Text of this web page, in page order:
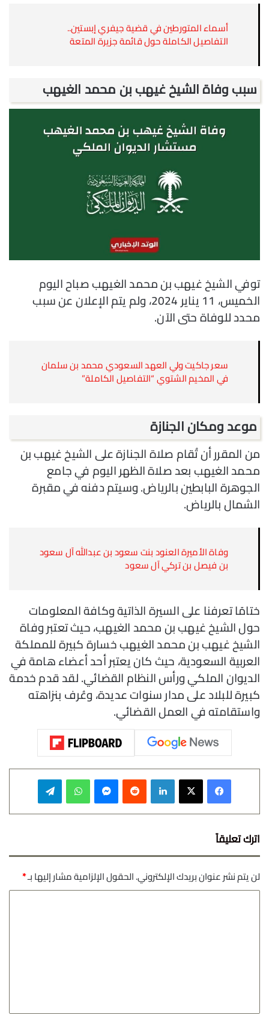
أسماء المتورطين في قضية جيفري إبستين..
التفاصيل الكاملة حول قائمة جزيرة المتعة
سبب وفاة الشيخ غيهب بن محمد الغيهب
توفي الشيخ غيهب بن محمد الغيهب صباح اليوم
الخميس، 11 يناير 2024، ولم يتم الإعلان عن سبب
محدد للوفاة حتى الآن.
سعر جاكيت ولي العهد السعودي محمد بن سلمان
في المخيم الشتوي “التفاصيل الكاملة”
موعد ومكان الجنازة
من المقرر أن تُقام صلاة الجنازة على الشيخ غيهب بن
محمد الغيهب بعد صلاة الظهر اليوم في جامع
الجوهرة البابطين بالرياض. وسيتم دفنه في مقبرة
الشمال بالرياض.
وفاة الأميرة العنود بنت سعود بن عبدالله آل سعود
بن فيصل بن تركي آل سعود
ختامًا تعرفنا على السيرة الذاتية وكافة المعلومات
حول الشيخ غيهب بن محمد الغيهب، حيث تعتبر وفاة
الشيخ غيهب بن محمد الغيهب خسارة كبيرة للمملكة
العربية السعودية، حيث كان يعتبر أحد أعضاء هامة في
الديوان الملكي ورأس النظام القضائي. لقد قدم خدمة
كبيرة للبلاد على مدار سنوات عديدة، وعُرف بنزاهته
واستقامته في العمل القضائي.
فيسبوك ‫X لينكدإن واتساب
اترك تعليقاً
لن يتم نشر عنوان بريدك الإلكتروني.الحقول الإلزامية مشار إليها بـ*